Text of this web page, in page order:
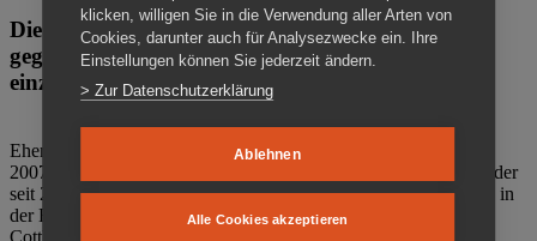
Die Gedenkstätte Zuchthaus Cottbus ist ein Ort
gegen das Vergessen. Anschaulich, nah und
einzigartig.
Ehemalige politische Häftlinge der DDR gründeten im Oktober
2007 den Verein Menschenrechtszentrum Cottbus e. V. (MRZ), der
seit 2011 Eigentümer des ehemaligen Gefängnisses (1860-2002) in
der Bautzener Straße und Träger der Gedenkstätte Zuchthaus
Cottbus ist. Im Zentrum der Arbeit der Gedenkstätte steht die
klicken, willigen Sie in die Verwendung aller Arten von
Cookies, darunter auch für Analysezwecke ein. Ihre
Einstellungen können Sie jederzeit ändern.
> Zur Datenschutzerklärung
Ablehnen
Alle Cookies akzeptieren